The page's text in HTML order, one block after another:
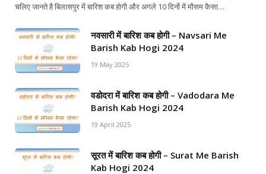
चलिए जानते है बिलासपुर में बारिश कब होगी और अगले 10 दिनों में मौसम कैसा…
नवसारी में बारिश कब होगी – Navsari Me
Barish Kab Hogi 2024
19 May 2025
वडोदरा में बारिश कब होगी – Vadodara Me
Barish Kab Hogi 2024
19 April 2025
सूरत में बारिश कब होगी – Surat Me Barish
Kab Hogi 2024